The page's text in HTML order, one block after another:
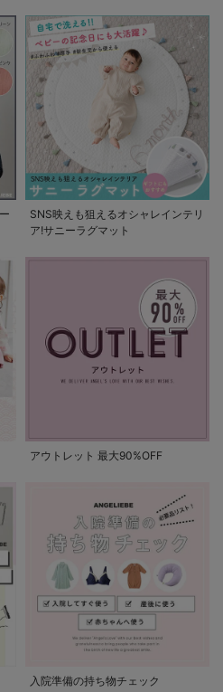
SNS映えも狙えるオシャレインテリ
ア!サニーラグマット
アウトレット 最大90%OFF
入院準備の持ち物チェック